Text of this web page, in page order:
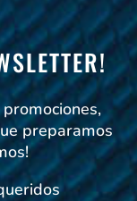
preparamos